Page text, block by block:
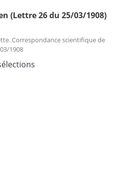
(Lettre 26 du 25/03/1908)
Correspondance scientifique de
1908